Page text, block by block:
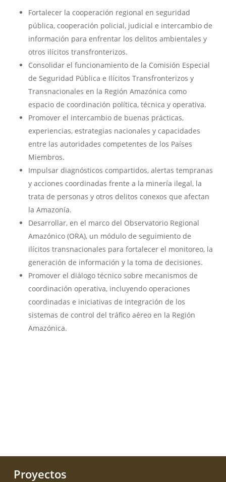
Fortalecer la cooperación regional en seguridad
pública, cooperación policial, judicial e intercambio de
información para enfrentar los delitos ambientales y
otros ilícitos transfronterizos.
Consolidar el funcionamiento de la Comisión Especial
de Seguridad Pública e Ilícitos Transfronterizos y
Transnacionales en la Región Amazónica como
espacio de coordinación política, técnica y operativa.
Promover el intercambio de buenas prácticas,
experiencias, estrategias nacionales y capacidades
entre las autoridades competentes de los Países
Miembros.
Impulsar diagnósticos compartidos, alertas tempranas
y acciones coordinadas frente a la minería ilegal, la
trata de personas y otros delitos conexos que afectan
la Amazonía.
Desarrollar, en el marco del Observatorio Regional
Amazónico (ORA), un módulo de seguimiento de
ilícitos transnacionales para fortalecer el monitoreo, la
generación de información y la toma de decisiones.
Promover el diálogo técnico sobre mecanismos de
coordinación operativa, incluyendo operaciones
coordinadas e iniciativas de integración de los
sistemas de control del tráfico aéreo en la Región
Amazónica.
Proyectos